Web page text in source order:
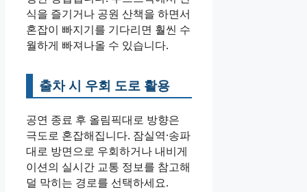
식을 즐기거나 공원 산책을 하면서
혼잡이 빠지기를 기다리면 훨씬 수
월하게 빠져나올 수 있습니다.
출차 시 우회 도로 활용
공연 종료 후 올림픽대로 방향은
극도로 혼잡해집니다. 잠실역·송파
대로 방면으로 우회하거나 내비게
이션의 실시간 교통 정보를 참고해
덜 막히는 경로를 선택하세요.